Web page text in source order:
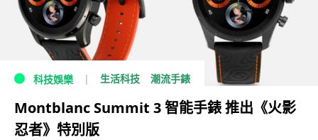
科技娛樂 生活科技 潮流手錶
Montblanc Summit 3 智能手錶 推出《火影
忍者》特別版